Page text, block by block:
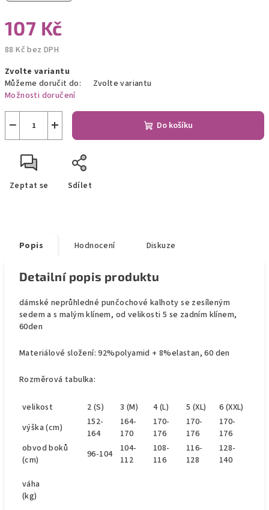
107 Kč
88 Kč bez DPH
cena:
Zvolte variantu
Můžeme doručit do:
Zvolte variantu
Možnosti doručení
+
− Do košíku
Zeptat se Sdílet
Popis Hodnocení Diskuze
Detailní popis produktu
dámské neprůhledné punčochové kalhoty se zesíleným
sedem a s malým klínem, od velikosti 5 se zadním klínem,
60den
Materiálové složení: 92%polyamid + 8%elastan, 60 den
Rozměrová tabulka:
velikost 2 (S) 3 (M) 4 (L) 5 (XL)
6 (XXL)
výška (cm)
152-
164
164-
170
170-
176
170-
176
170-
176
obvodboků
(cm)
96-104
104-
112
108-
116
116-
128
128-
140
váha
(kg)